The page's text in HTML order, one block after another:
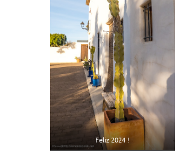
Feliz 2024 !